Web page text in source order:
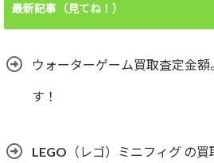
最新記事（見てね！）
ウォーターゲーム買取査定金
す！
LEGO（レゴ）ミニフィグ の